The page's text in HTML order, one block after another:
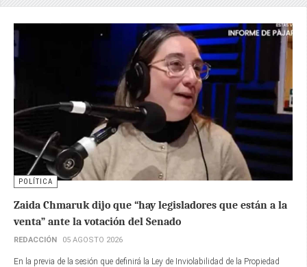
POLÍTICA
Zaida Chmaruk dijo que “hay legisladores que están a la
venta” ante la votación del Senado
REDACCIÓN 05 AGOSTO 2026
En la previa de la sesión que definirá la Ley de Inviolabilidad de la Propiedad